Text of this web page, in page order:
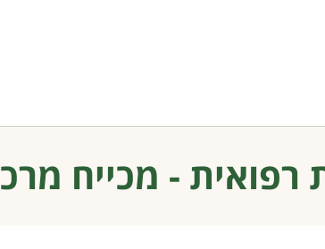
רפואית - מכייח